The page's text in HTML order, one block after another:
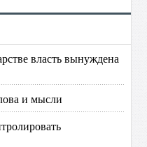
власть вынуждена
и мысли